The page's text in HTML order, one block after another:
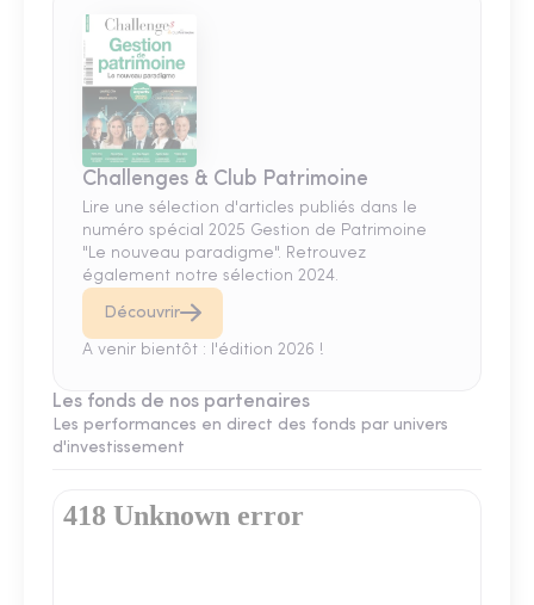
Challenges & Club Patrimoine
Lire une sélection d'articles publiés dans le
numéro spécial 2025 Gestion de Patrimoine
"Le nouveau paradigme". Retrouvez
également notre sélection 2024.
Découvrir
A venir bientôt : l'édition 2026 !
Les fonds de nos partenaires
Les performances en direct des fonds par univers
d'investissement